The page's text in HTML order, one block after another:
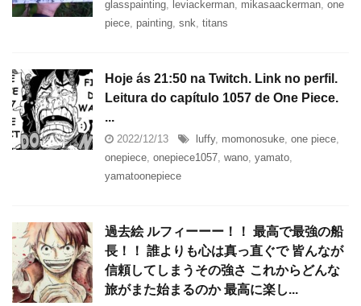
glasspainting, leviackerman, mikasaackerman, one
piece, painting, snk, titans
Hoje ás 21:50 na Twitch. Link no perfil.
Leitura do capítulo 1057 de One Piece.
...
2022/12/13 luffy, momonosuke, one piece,
onepiece, onepiece1057, wano, yamato,
yamatoonepiece
︎過去絵︎ ルフィーーー！！ 最高で最強の船
長！！ 誰よりも心は真っ直ぐで 皆んなが
信頼してしまうその強さ これからどんな
旅がまた始まるのか 最高に楽し...